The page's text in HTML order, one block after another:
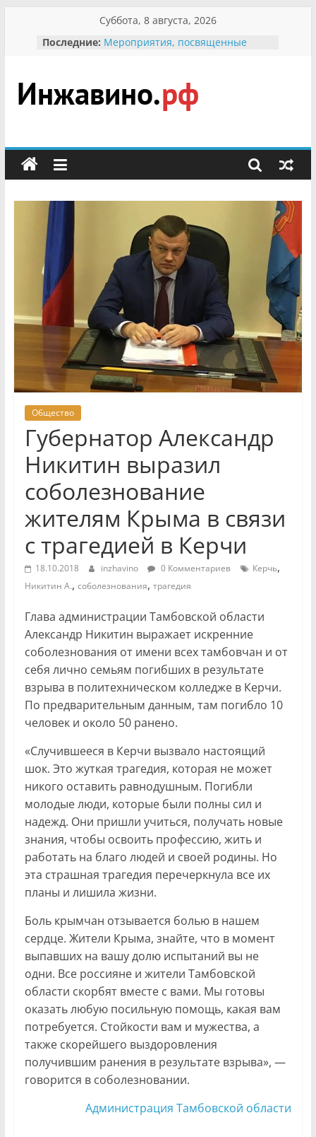
содержимому
Суббота, 8 августа, 2026
Последние: Мероприятия, посвященные
гражданин Инжавинского округа»
участнице Великой
Отечественной, фронтовичке
Безопасность в сети Интернет
мероприятии «Сохраним
первоцветы!»
В вольере Воронинского
заповедника родились крапчатые
суслики
Инжавино.рф
сельский
портал
Общество
Губернатор Александр
Никитин выразил
соболезнование
жителям Крыма в связи
с трагедией в Керчи
18.10.2018 inzhavino 0 Комментариев Керчь,
Никитин А., соболезнования, трагедия
Глава администрации Тамбовской области
Александр Никитин выражает искренние
соболезнования от имени всех тамбовчан и от
себя лично семьям погибших в результате
взрыва в политехническом колледже в Керчи.
По предварительным данным, там погибло 10
человек и около 50 ранено.
«Случившееся в Керчи вызвало настоящий
шок. Это жуткая трагедия, которая не может
никого оставить равнодушным. Погибли
молодые люди, которые были полны сил и
надежд. Они пришли учиться, получать новые
знания, чтобы освоить профессию, жить и
работать на благо людей и своей родины. Но
эта страшная трагедия перечеркнула все их
планы и лишила жизни.
Боль крымчан отзывается болью в нашем
сердце. Жители Крыма, знайте, что в момент
выпавших на вашу долю испытаний вы не
одни. Все россияне и жители Тамбовской
области скорбят вместе с вами. Мы готовы
оказать любую посильную помощь, какая вам
потребуется. Стойкости вам и мужества, а
также скорейшего выздоровления
получившим ранения в результате взрыва», —
говорится в соболезновании.
Администрация Тамбовской области